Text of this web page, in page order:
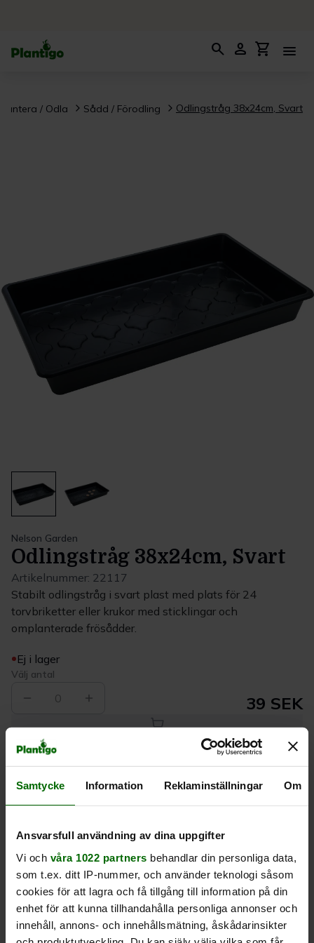
Samtycke Information Reklaminställningar Om
Ansvarsfull användning av dina uppgifter
Vi och våra 1022 partners behandlar din personliga data,
som t.ex. ditt IP-nummer, och använder teknologi såsom
cookies för att lagra och få tillgång till information på din
enhet för att kunna tillhandahålla personliga annonser och
innehåll, annons- och innehållsmätning, åskådarinsikter
search person shopping_cart menu
/ Odla Sådd / Förodling Odlingstråg 38x24cm, Svart
Nelson Garden
Odlingstråg 38x24cm, Svart
Artikelnummer: 22117
Stabilt odlingstråg i svart plast med plats för 24
torvbriketter eller krukor med sticklingar och
omplanterade frösådder.
Ej i lager
Välj antal
0 39 SEK
Beskrivning
Produktrecensioner